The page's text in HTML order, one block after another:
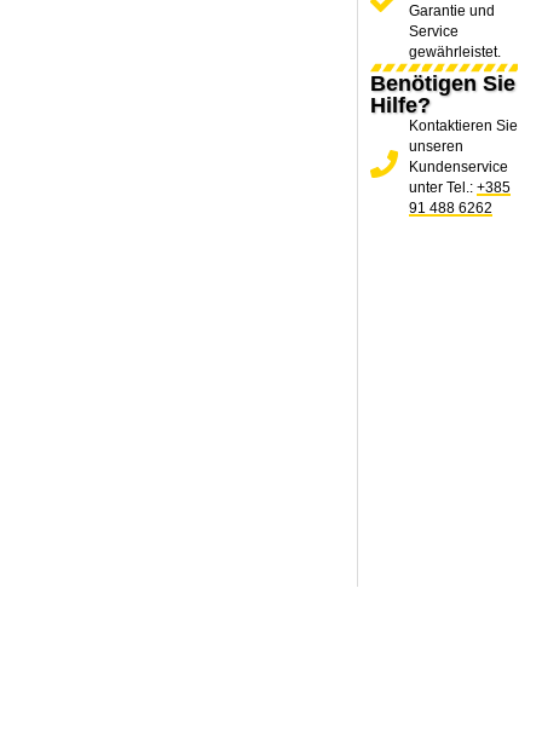
Garantie und
Service
gewährleistet.
Benötigen Sie
Hilfe?
Kontaktieren Sie
unseren
Kundenservice
unter Tel.: +385
91 488 6262